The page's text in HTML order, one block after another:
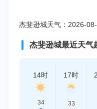
杰斐逊城天气：2026-
杰斐逊城最近天气
14时 17时